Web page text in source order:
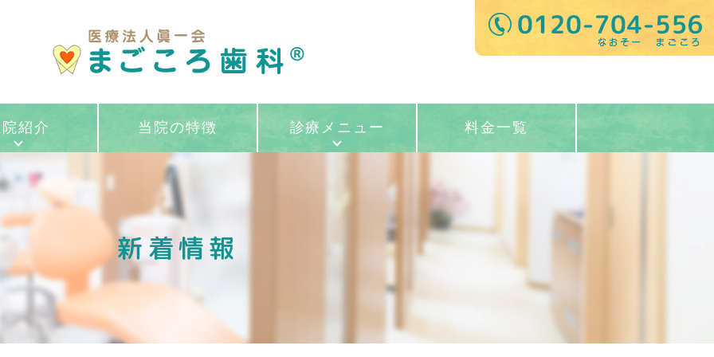
紹介 当院の特徴 診療メニュー 料金一覧
新着情報